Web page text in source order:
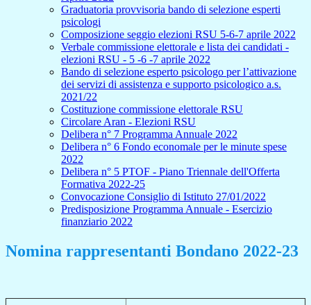
Graduatoria provvisoria bando di selezione esperti
psicologi
Composizione seggio elezioni RSU 5-6-7 aprile 2022
Verbale commissione elettorale e lista dei candidati -
elezioni RSU - 5 -6 -7 aprile 2022
Bando di selezione esperto psicologo per l’attivazione
dei servizi di assistenza e supporto psicologico a.s.
2021/22
Costituzione commissione elettorale RSU
Circolare Aran - Elezioni RSU
Delibera n° 7 Programma Annuale 2022
Delibera n° 6 Fondo economale per le minute spese
2022
Delibera n° 5 PTOF - Piano Triennale dell'Offerta
Formativa 2022-25
Convocazione Consiglio di Istituto 27/01/2022
Predisposizione Programma Annuale - Esercizio
finanziario 2022
Nomina rappresentanti Bondano 2022-23